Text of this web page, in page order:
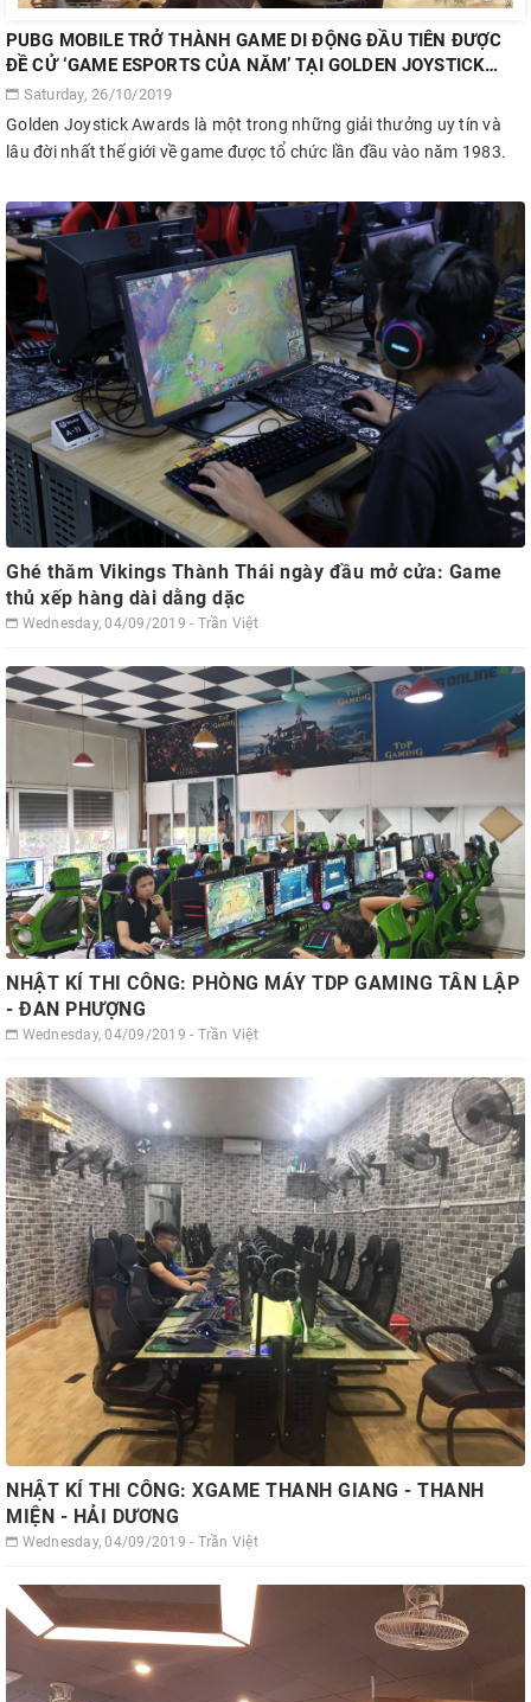
PUBG MOBILE TRỞ THÀNH GAME DI ĐỘNG ĐẦU TIÊN ĐƯỢC
ĐỀ CỬ ‘GAME ESPORTS CỦA NĂM’ TẠI GOLDEN JOYSTICK
AWARDS
Saturday, 26/10/2019
Golden Joystick Awards là một trong những giải thưởng uy tín và
lâu đời nhất thế giới về game được tổ chức lần đầu vào năm 1983.
Ghé thăm Vikings Thành Thái ngày đầu mở cửa: Game
thủ xếp hàng dài dằng dặc
Wednesday, 04/09/2019 - Trần Việt
NHẬT KÍ THI CÔNG: PHÒNG MÁY TDP GAMING TÂN LẬP
- ĐAN PHƯỢNG
Wednesday, 04/09/2019 - Trần Việt
NHẬT KÍ THI CÔNG: XGAME THANH GIANG - THANH
MIỆN - HẢI DƯƠNG
Wednesday, 04/09/2019 - Trần Việt